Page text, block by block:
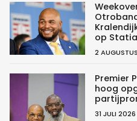
op Statia
2
Premier
hoog
31 JULI 2026